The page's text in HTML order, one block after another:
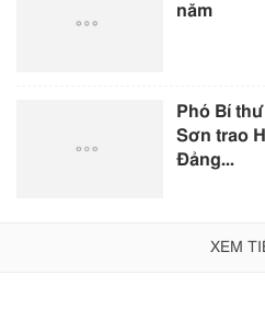
năm
Phó Bí
Sơn trao
Đảng...
XEM